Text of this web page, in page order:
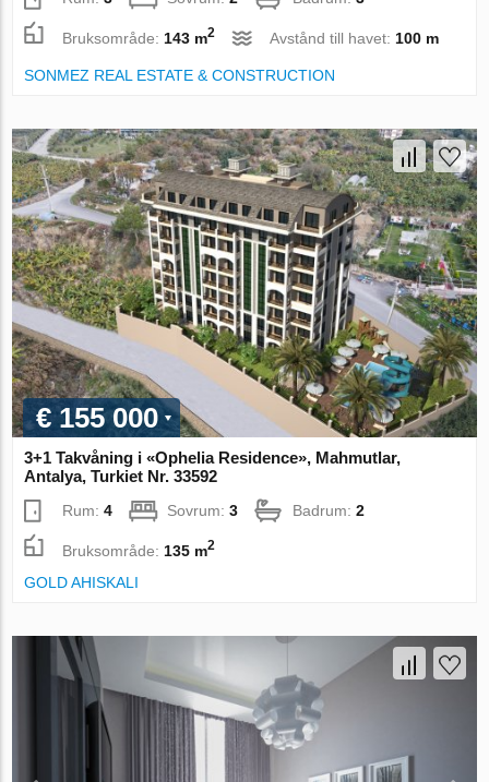
Bruksområde: 143 m2 Avstånd till havet: 100 m
SONMEZ REAL ESTATE & CONSTRUCTION
€ 155 000
3+1 Takvåning i «Ophelia Residence», Mahmutlar,
Antalya, Turkiet Nr. 33592
Rum:4 Sovrum:3 Badrum:2
Bruksområde: 135 m2
GOLD AHISKALI